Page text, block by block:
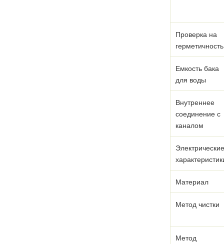
Проверка на
герметичность
Емкость бака
для воды
Внутреннее
соединение с
каналом
Электрические
Материал
Метод чистки
Метод